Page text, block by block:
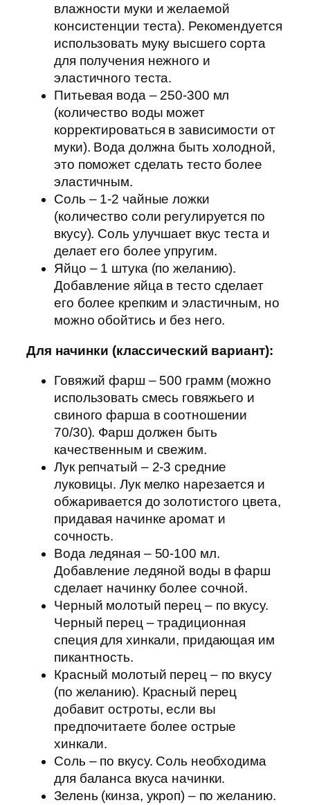
влажности муки и желаемой
консистенции теста). Рекомендуется
использовать муку высшего сорта
для получения нежного и
эластичного теста.
Питьевая вода – 250-300 мл
(количество воды может
корректироваться в зависимости от
муки). Вода должна быть холодной,
это поможет сделать тесто более
эластичным.
Соль – 1-2 чайные ложки
(количество соли регулируется по
вкусу). Соль улучшает вкус теста и
делает его более упругим.
Яйцо – 1 штука (по желанию).
Добавление яйца в тесто сделает
его более крепким и эластичным, но
можно обойтись и без него.
Для начинки (классический вариант):
Говяжий фарш – 500 грамм (можно
использовать смесь говяжьего и
свиного фарша в соотношении
70/30). Фарш должен быть
качественным и свежим.
Лук репчатый – 2-3 средние
луковицы. Лук мелко нарезается и
обжаривается до золотистого цвета,
придавая начинке аромат и
сочность.
Вода ледяная – 50-100 мл.
Добавление ледяной воды в фарш
сделает начинку более сочной.
Черный молотый перец – по вкусу.
Черный перец – традиционная
специя для хинкали, придающая им
пикантность.
Красный молотый перец – по вкусу
(по желанию). Красный перец
добавит остроты, если вы
предпочитаете более острые
хинкали.
Соль – по вкусу. Соль необходима
для баланса вкуса начинки.
Зелень (кинза, укроп) – по желанию.